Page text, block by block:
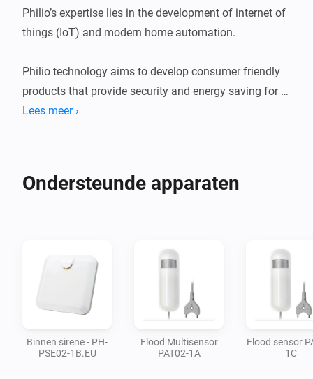
Philio’s expertise lies in the development of internet of
things (IoT) and modern home automation.
Philio technology aims to develop consumer friendly
products that provide security and energy saving for
your home or business. Products include but are not
different protocols such as Z-Wave, ZigBee, ULE, WiFi,
Philio is committed to provide good quality technology
that’s affordable for everyone.
To report a bug or request additional devices, please
Lees meer ›
Ondersteunde apparaten
Binnen sirene - PH-
PSE02-1B.EU
Flood Multisensor
PAT02-1A
Flood sensor
1C